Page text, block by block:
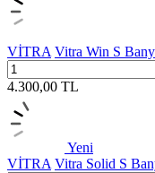
VİTRA Vitra Win S
4.300,00 TL
Yeni
VİTRA Vitra Solid S